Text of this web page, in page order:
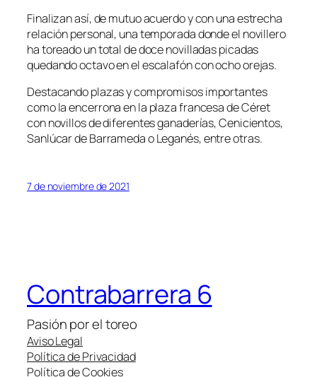
Finalizan así, de mutuo acuerdo y con una estrecha
relación personal, una temporada donde el novillero
ha toreado un total de doce novilladas picadas
quedando octavo en el escalafón con ocho orejas.
Destacando plazas y compromisos importantes
como la encerrona en la plaza francesa de Céret
con novillos de diferentes ganaderías, Cenicientos,
Sanlúcar de Barrameda o Leganés, entre otras.
7 de noviembre de 2021
Contrabarrera 6
Pasión por el toreo
Aviso Legal
Política de Privacidad
Política de Cookies